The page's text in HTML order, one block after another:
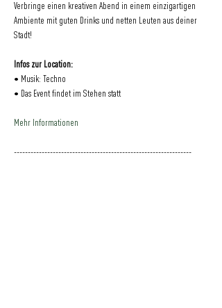
Verbringe einen kreativen Abend in einem einzigartigen
Ambiente mit guten Drinks und netten Leuten aus deiner
Stadt!
Infos zur Location:
• Musik: Techno
• Das Event findet im Stehen statt
Mehr Informationen
----------------------------------------------------------------